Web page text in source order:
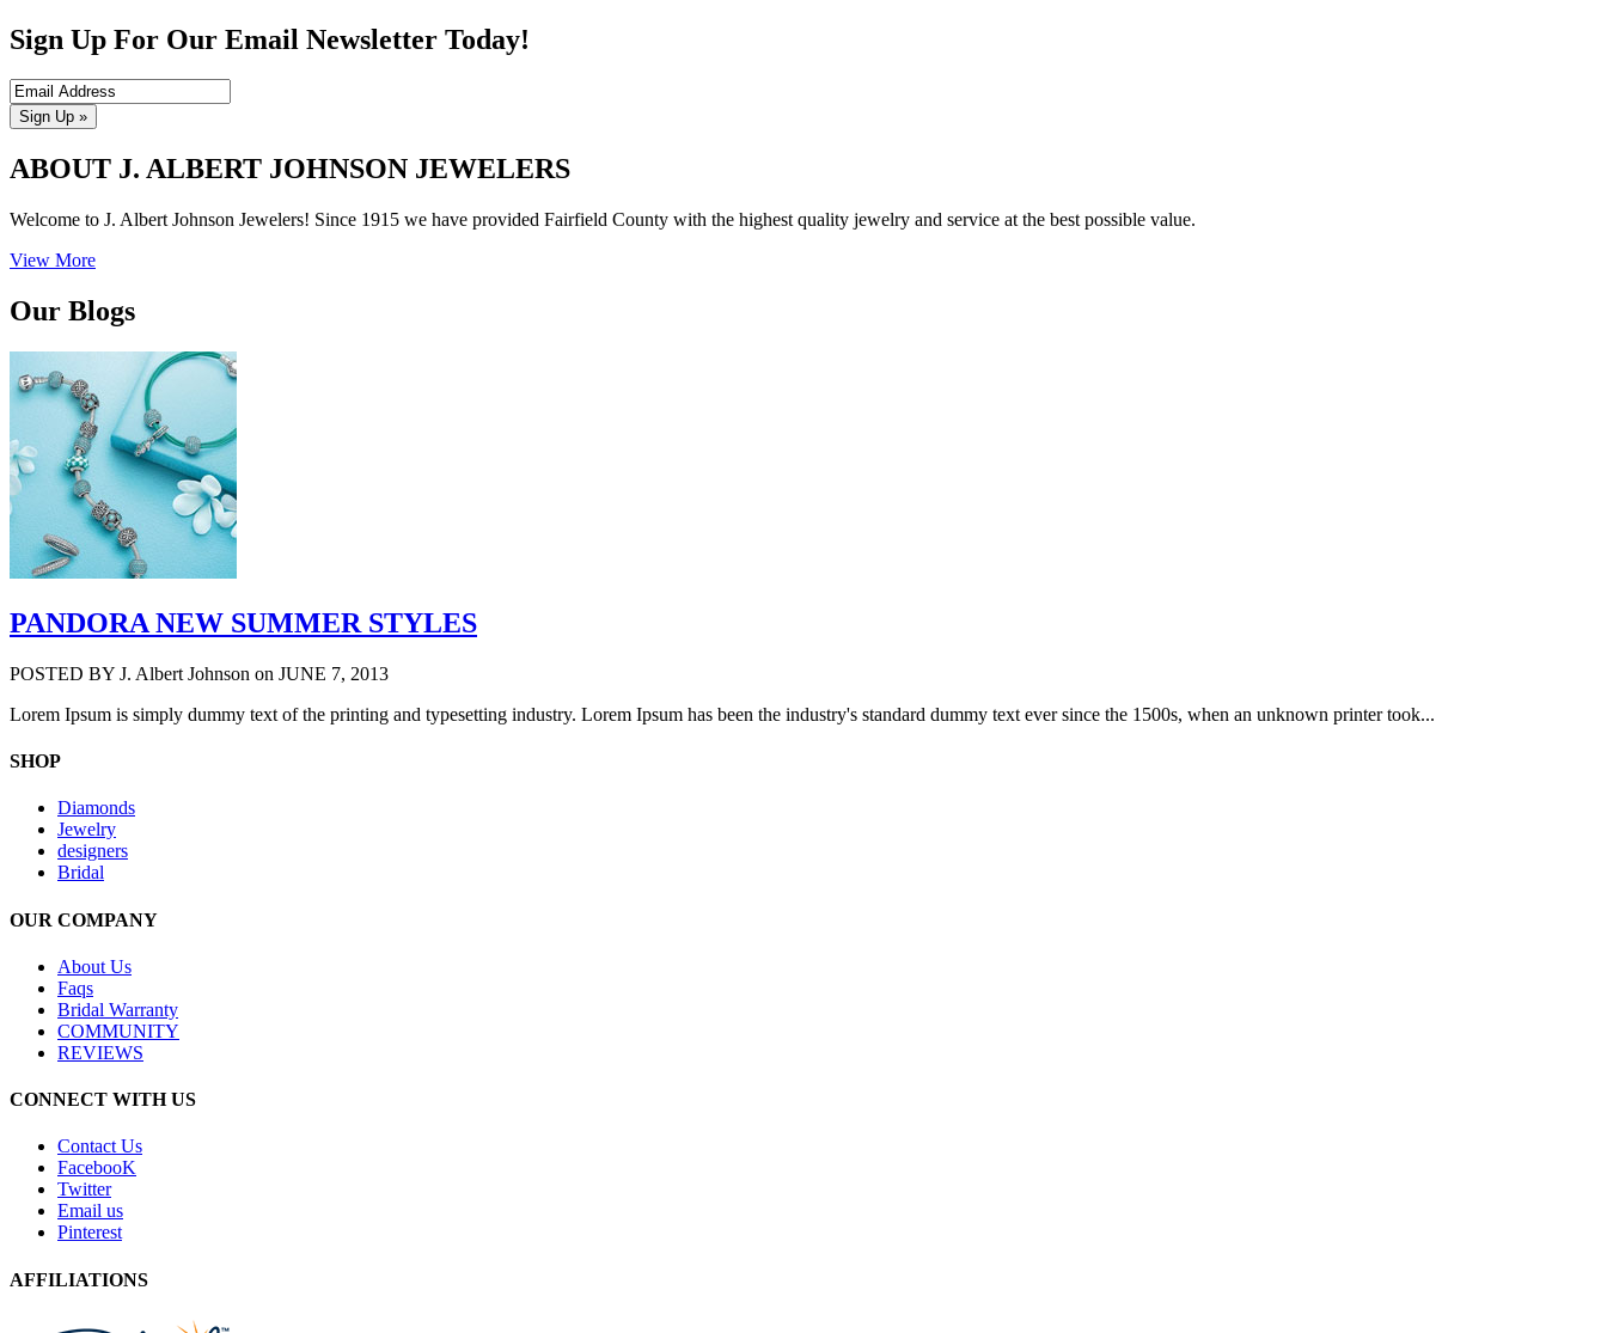
Sign Up For Our Email Newsletter Today!
Sign Up »
ABOUT J. ALBERT JOHNSON JEWELERS
Welcome to J. Albert Johnson Jewelers! Since 1915 we have provided Fairfield County with the highest quality jewelry and service at the best possible value.
View More
Our Blogs
PANDORA NEW SUMMER STYLES
POSTED BY J. Albert Johnson on JUNE 7, 2013
Lorem Ipsum is simply dummy text of the printing and typesetting industry. Lorem Ipsum has been the industry's standard dummy text ever since the 1500s, when an unknown printer took...
SHOP
Diamonds
Jewelry
designers
Bridal
OUR COMPANY
About Us
Faqs
Bridal Warranty
COMMUNITY
REVIEWS
CONNECT WITH US
Contact Us
FacebooK
Twitter
Email us
Pinterest
AFFILIATIONS